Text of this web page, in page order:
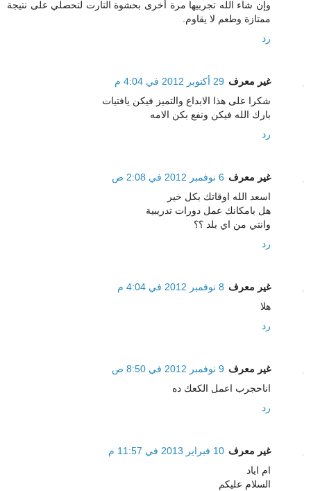
وإن شاء الله تجربيها مرة أخرى بحشوة التارت لتحصلي على نتيجة
ممتازة وطعم لا يقاوم.
رد
غير معرف 29 أكتوبر 2012 في 4:04 م
شكرا على هذا الابداع والتميز فيكن يافتيات
بارك الله فيكن ونفع بكن الامه
رد
غير معرف 6 نوفمبر 2012 في 2:08 ص
اسعد الله اوقاتك بكل خير
هل بامكانك عمل دورات تدريبية
وانتي من اي بلد ؟؟
رد
غير معرف 8 نوفمبر 2012 في 4:04 م
هلا
رد
غير معرف 9 نوفمبر 2012 في 8:50 ص
اناحجرب اعمل الكعك ده
رد
غير معرف 10 فبراير 2013 في 11:57 م
ام اياد
السلام عليكم